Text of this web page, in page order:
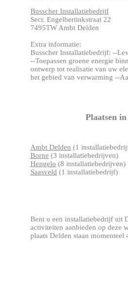
Busscher Installatiebedrijf
Secr. Engelbertinkstraat 22
7495TW Ambt Delden
Extra informatie:
Busscher Installatiebedrijf: --
--Toepassen groene energie
ontwerp tot realisatie van uw
het gebied van verwarming --
Plaatsen
Ambt Delden (1
Borne (3 installatiebedrijven)
Hengelo (8 installatiebedrijven)
Saasveld (1 installatiebedrijf)
Bent u een installatiebedrijf uit
activiteiten aanbieden op deze
plaats Delden staan